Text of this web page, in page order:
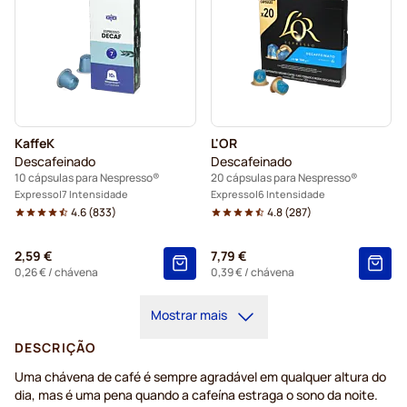
KaffeK
Descafeinado
10 cápsulas para Nespresso®
Expresso 7 Intensidade
4.6(833)
2,59 €
0,26 €/ chávena
L'OR
Descafeinado
20 cápsulas para Nespresso®
Expresso 6 Intensidade
4.8(287)
7,79 €
0,39 €/ chávena
Mostrar mais
DESCRIÇÃO
Uma chávena de café é sempre agradável em qualquer altura do
dia, mas é uma pena quando a cafeína estraga o sono da noite.